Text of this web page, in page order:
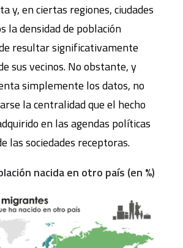
y, en ciertas regiones, ciudades
la densidad de población
resultar significativamente
sus vecinos. No obstante, y
simplemente los datos, no
la centralidad que el hecho
en las agendas políticas
las sociedades receptoras.
nacida en otro país (en %)